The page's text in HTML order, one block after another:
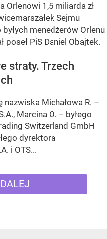
Orlenowi 1,5 miliarda zł
Sejmu
menedżerów Orlenu
poseł PiS Daniel Obajtek.
straty. Trzech
nazwiska Michałowa R. –
Marcina O. – byłego
Switzerland GmbH
dyrektora
i OTS...